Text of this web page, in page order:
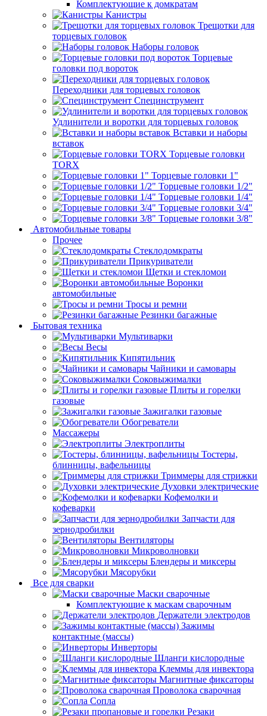
Комплектующие к домкратам
Канистры
Трещотки для
торцевых головок
Наборы головок
Торцевые
головки под вороток
Переходники для торцевых головок
Специнструмент
Удлинители и воротки для торцевых головок
Вставки и наборы
вставок
Торцевые головки
TORX
Торцевые головки 1"
Торцевые головки 1/2"
Торцевые головки 1/4"
Торцевые головки 3/4"
Торцевые головки 3/8"
Автомобильные товары
Прочее
Стеклодомкраты
Прикуриватели
Щетки и стекломои
Воронки
автомобильные
Тросы и ремни
Резинки багажные
Бытовая техника
Мультиварки
Весы
Кипятильник
Чайники и самовары
Соковыжималки
Плиты и горелки
газовые
Зажигалки газовые
Обогреватели
Массажеры
Электроплиты
Тостеры,
блинницы, вафельницы
Триммеры для стрижки
Духовки электрические
Кофемолки и
кофеварки
Запчасти для
зернодробилки
Вентиляторы
Микроволновки
Блендеры и миксеры
Мясорубки
Все для сварки
Маски сварочные
Комплектующие к маскам сварочным
Держатели электродов
Зажимы
контактные (массы)
Инверторы
Шланги кислородные
Клеммы для инвектора
Магнитные фиксаторы
Проволока сварочная
Сопла
Резаки